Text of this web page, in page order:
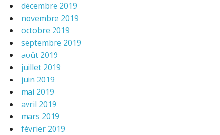
décembre 2019
novembre 2019
octobre 2019
septembre 2019
août 2019
juillet 2019
juin 2019
mai 2019
avril 2019
mars 2019
février 2019